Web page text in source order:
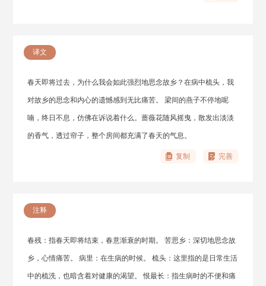
译文
春天即将过去，为什么我会如此强烈地思念故乡？在病中梳头，我
对故乡的思念和内心的遗憾感到无比痛苦。 梁间的燕子不停地呢
喃，终日不息，仿佛在诉说着什么。蔷薇花随风摇曳，散发出淡淡
的香气，透过帘子，整个房间都充满了春天的气息。
复制 完善
注释
春残：指春天即将结束，春意渐衰的时期。 苦思乡：深切地思念故
乡，心情痛苦。 病里：在生病的时候。 梳头：这里指的是日常生活
中的梳洗，也暗含着对健康的渴望。 恨最长：指生病时的不便和痛